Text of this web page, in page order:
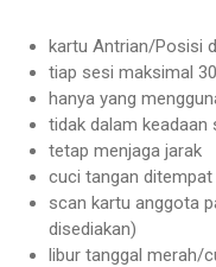
kartu Antrian/Posisi
tiap sesi maksimal
hanya yang
tidak dalam
tetap menjaga jarak
cuci tangan
scan kartu anggota
disediakan)
libur tanggal merah/